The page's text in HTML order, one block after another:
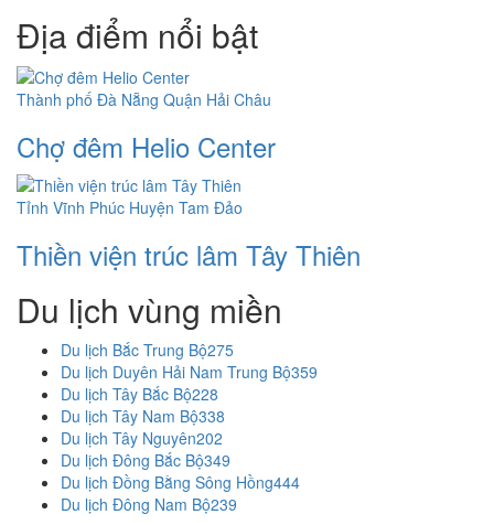
Địa điểm nổi bật
Thành phố Đà Nẵng Quận Hải Châu
Chợ đêm Helio Center
Tỉnh Vĩnh Phúc Huyện Tam Đảo
Thiền viện trúc lâm Tây Thiên
Du lịch vùng miền
Du lịch Bắc Trung Bộ275
Du lịch Duyên Hải Nam Trung Bộ359
Du lịch Tây Bắc Bộ228
Du lịch Tây Nam Bộ338
Du lịch Tây Nguyên202
Du lịch Đông Bắc Bộ349
Du lịch Đồng Bằng Sông Hồng444
Du lịch Đông Nam Bộ239